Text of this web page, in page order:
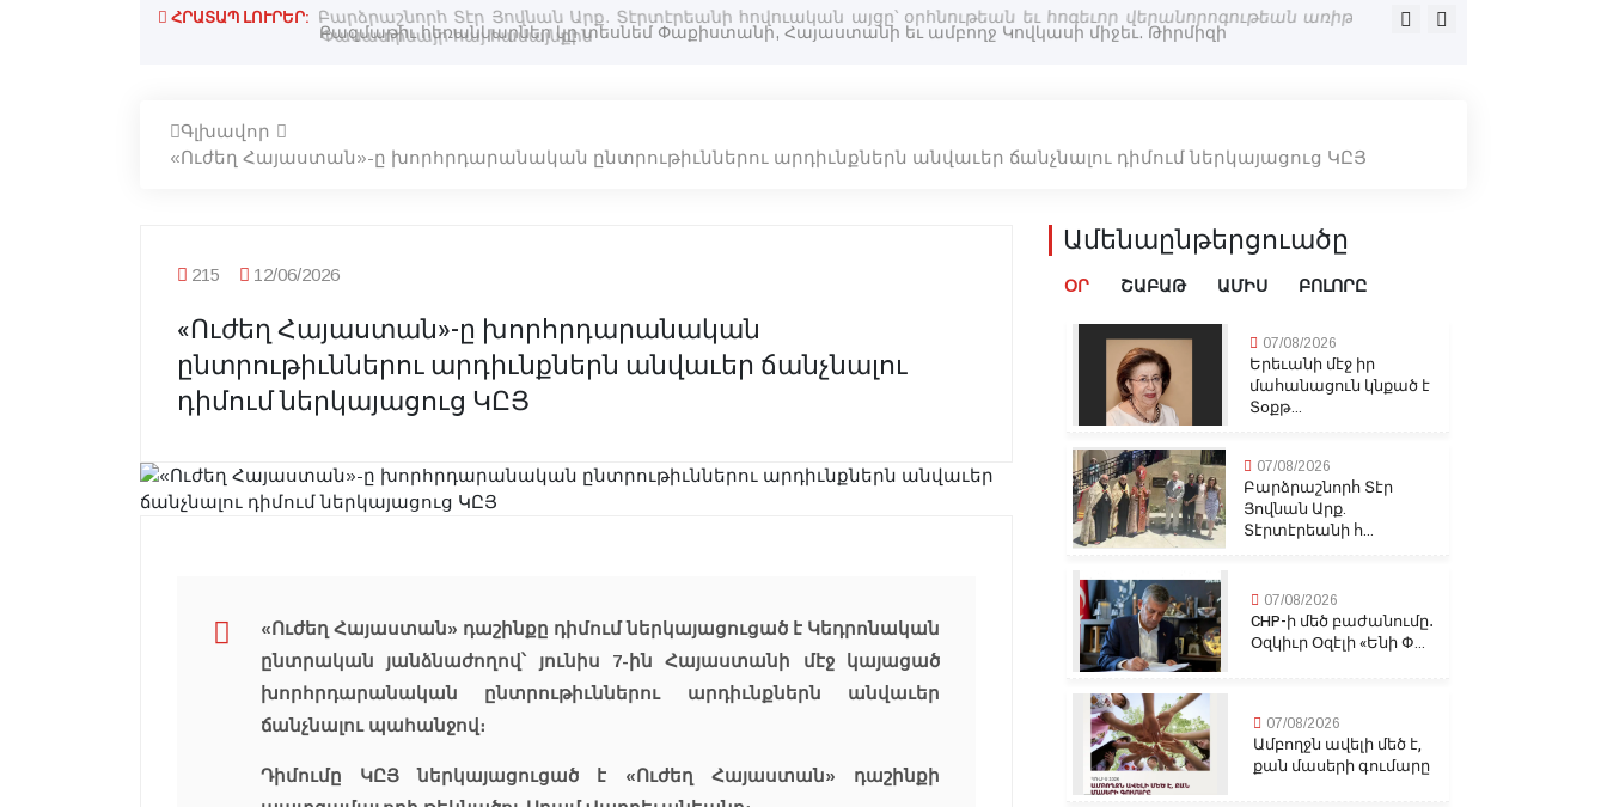
ՀՐԱՏԱՊ ԼՈՒՐԵՐ:
միջեւ. Թիրմիզի
Բարձրաշնորհ Տէր Յովնան Արք. Տէրտէրեանի հովուական այցը՝ օրհնութեան եւ հոգեւոր վերանորոգութեան առիթ
Փասատինայի հայ համայնքին
CHP-ի մեծ բաժանումը․
Գլխավոր
«Ուժեղ Հայաստան»-ը խորհրդարանական ընտրութիւններու արդիւնքներն անվաւեր ճանչնալու դիմում ներկայացուց ԿԸՅ
215 12/06/2026
«Ուժեղ Հայաստան»-ը խորհրդարանական
ընտրութիւններու արդիւնքներն անվաւեր ճանչնալու
դիմում ներկայացուց ԿԸՅ
«Ուժեղ Հայաստան» դաշինքը դիմում ներկայացուցած է Կեդրոնական
ընտրական յանձնաժողով՝ յունիս 7-ին Հայաստանի մէջ կայացած
խորհրդարանական ընտրութիւններու արդիւնքներն անվաւեր
ճանչնալու պահանջով։
Դիմումը ԿԸՅ ներկայացուցած է «Ուժեղ Հայաստան» դաշինքի
Ամենաընթերցուածը
ՕՐ ՇԱԲԱԹ ԱՄԻՍ ԲՈԼՈՐԸ
07/08/2026
Երեւանի մէջ իր
մահանացուն կնքած է
Տօքթ...
07/08/2026
Բարձրաշնորհ Տէր
Յովնան Արք.
Տէրտէրեանի հ...
07/08/2026
CHP-ի մեծ բաժանումը․
Օզկիւր Օզէլի «Ենի Փ...
07/08/2026
Ամբողջն ավելի մեծ է,
քան մասերի գումարը